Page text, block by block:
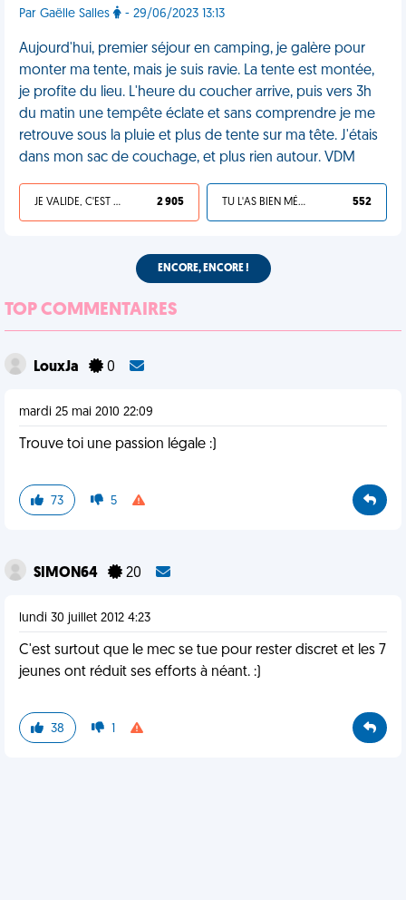
Par Gaëlle Salles - 29/06/2023 13:13
Aujourd'hui, premier séjour en camping, je galère pour
monter ma tente, mais je suis ravie. La tente est montée,
je profite du lieu. L'heure du coucher arrive, puis vers 3h
du matin une tempête éclate et sans comprendre je me
retrouve sous la pluie et plus de tente sur ma tête. J'étais
dans mon sac de couchage, et plus rien autour. VDM
JE VALIDE, C'EST UNE VDM 2 905 TU L'AS BIEN MÉRITÉ 552
ENCORE, ENCORE !
TOP COMMENTAIRES
LouxJa 0
mardi 25 mai 2010 22:09
Trouve toi une passion légale :)
73 5
SIMON64 20
lundi 30 juillet 2012 4:23
C'est surtout que le mec se tue pour rester discret et les 7
jeunes ont réduit ses efforts à néant. :)
38 1